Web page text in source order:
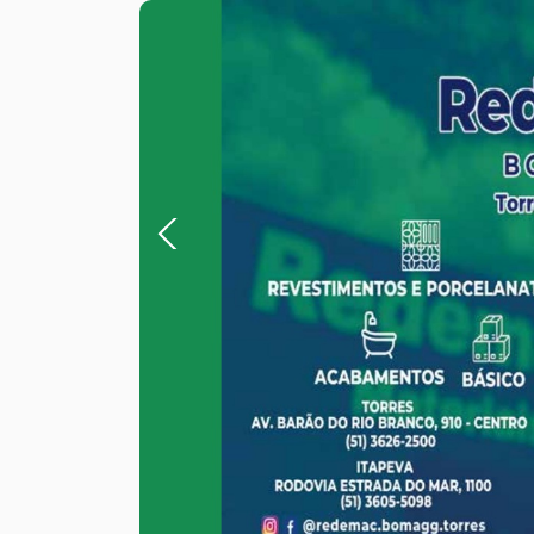
Previous